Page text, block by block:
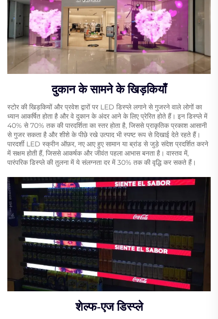
दुकान के सामने के खिड़कियाँ
स्टोर की खिड़कियों और प्रवेश द्वारों पर LED डिस्प्ले लगाने से गुजरने वाले लोगों का
ध्यान आकर्षित होता है और वे दुकान के अंदर आने के लिए प्रेरित होते हैं। इन डिस्प्ले में
40% से 70% तक की पारदर्शिता का स्तर होता है, जिससे प्राकृतिक प्रकाश आसानी
से गुजर सकता है और शीशे के पीछे रखे उत्पाद भी स्पष्ट रूप से दिखाई देते रहते हैं।
पारदर्शी LED स्क्रीन ऑफ़र, नए आए हुए सामान या ब्रांड से जुड़े संदेश प्रदर्शित करने
में सक्षम होती हैं, जिससे आकर्षक और जीवंत पहला आभास बनता है। वास्तव में,
पारंपरिक डिस्प्ले की तुलना में ये संलग्नता दर में 30% तक की वृद्धि कर सकते हैं।
शेल्फ-एज डिस्प्ले